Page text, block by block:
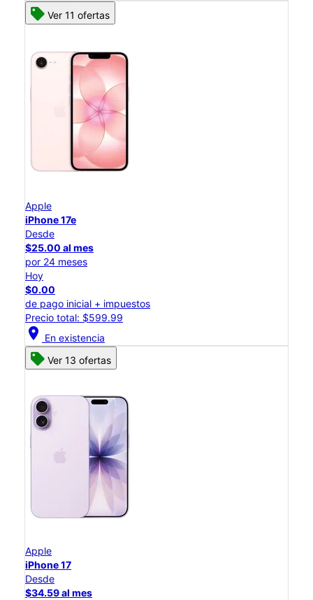
Ver 11 ofertas
Apple
iPhone 17e
Desde
$25.00 al mes
por 24 meses
Hoy
$0.00
de pago inicial + impuestos
Precio total: $599.99
location_on En existencia
Ver 13 ofertas
Apple
iPhone 17
Desde
$34.59 al mes